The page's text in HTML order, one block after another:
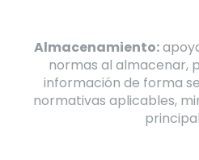
Almacenamiento:
normas al almacenar,
información de forma
normativas aplicables,